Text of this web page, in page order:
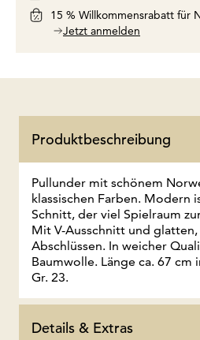
15 % Willkommensrabatt für
Jetzt anmelden
Produktbeschreibung
Pullunder mit schönem
klassischen Farben. Modern
Schnitt, der viel Spielraum
Mit V-Ausschnitt und
Abschlüssen. In weicher
Baumwolle. Länge ca. 67 cm
Gr. 23.
Details & Extras